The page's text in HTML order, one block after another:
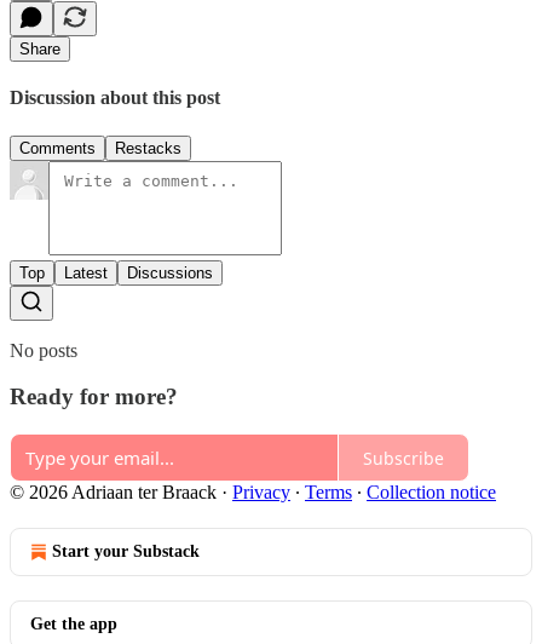
Share
Discussion about this post
Comments Restacks
Top Latest Discussions
No posts
Ready for more?
Subscribe
© 2026 Adriaan ter Braack · Privacy ∙ Terms ∙ Collection notice
Start your Substack
Get the app